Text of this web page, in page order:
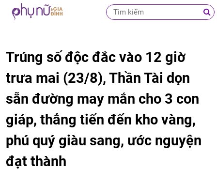
Trúng số độc đắc vào 12 giờ
trưa mai (23/8), Thần Tài dọn
sẵn đường may mắn cho 3 con
giáp, thẳng tiến đến kho vàng,
phú quý giàu sang, ước nguyện
đạt thành